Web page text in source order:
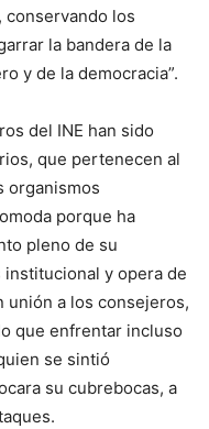
los
la bandera de la
y de la democracia”.
del INE han sido
que pertenecen al
organismos
porque ha
pleno de su
y opera de
unión a los consejeros,
que enfrentar incluso
se sintió
su cubrebocas, a